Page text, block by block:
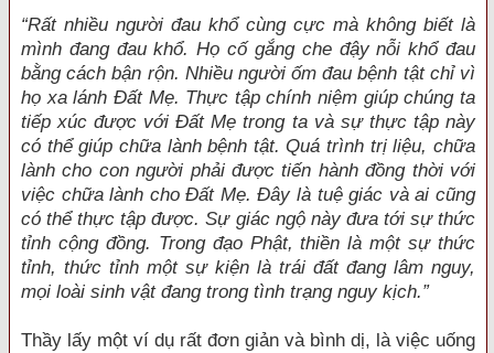
“Rất nhiều người đau khổ cùng cực mà không biết là
mình đang đau khổ. Họ cố gắng che đậy nỗi khổ đau
bằng cách bận rộn. Nhiều người ốm đau bệnh tật chỉ vì
họ xa lánh Đất Mẹ. Thực tập chính niệm giúp chúng ta
tiếp xúc được với Đất Mẹ trong ta và sự thực tập này
có thể giúp chữa lành bệnh tật. Quá trình trị liệu, chữa
lành cho con người phải được tiến hành đồng thời với
việc chữa lành cho Đất Mẹ. Đây là tuệ giác và ai cũng
có thể thực tập được. Sự giác ngộ này đưa tới sự thức
tỉnh cộng đồng. Trong đạo Phật, thiền là một sự thức
tỉnh, thức tỉnh một sự kiện là trái đất đang lâm nguy,
mọi loài sinh vật đang trong tình trạng nguy kịch.”
Thầy lấy một ví dụ rất đơn giản và bình dị, là việc uống